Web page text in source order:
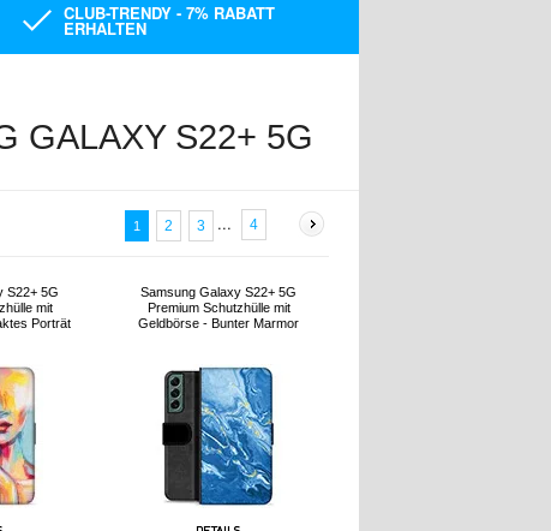
CLUB-TRENDY - 7% RABATT
ERHALTEN
GALAXY S22+ 5G
1 2 3 ... 4
S22+ 5G
mit
Porträt
Samsung Galaxy S22+ 5G
Premium Schutzhülle mit
Geldbörse - Bunter Marmor